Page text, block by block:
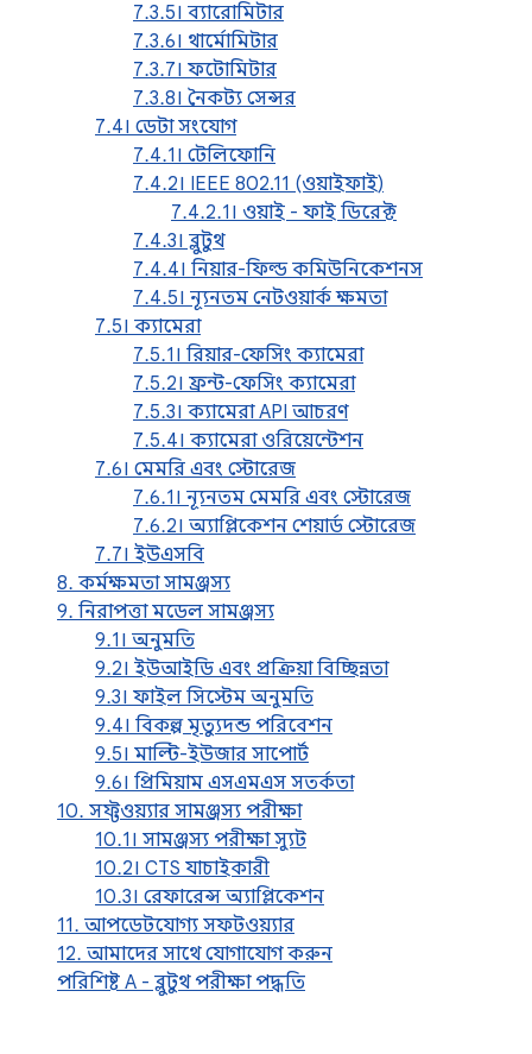
7.3.5। ব্যারোমিটার
7.3.6। থার্মোমিটার
7.3.7। ফটোমিটার
7.3.8। নৈকট্য সেন্সর
7.4। ডেটা সংযোগ
7.4.1। টেলিফোনি
7.4.2। IEEE 802.11 (ওয়াইফাই)
7.4.2.1। ওয়াই - ফাই ডিরেক্ট
7.4.3। ব্লুটুথ
7.4.4। নিয়ার-ফিল্ড কমিউনিকেশনস
7.4.5। ন্যূনতম নেটওয়ার্ক ক্ষমতা
7.5। ক্যামেরা
7.5.1। রিয়ার-ফেসিং ক্যামেরা
7.5.2। ফ্রন্ট-ফেসিং ক্যামেরা
7.5.3। ক্যামেরা API আচরণ
7.5.4। ক্যামেরা ওরিয়েন্টেশন
7.6। মেমরি এবং স্টোরেজ
7.6.1। ন্যূনতম মেমরি এবং স্টোরেজ
7.6.2। অ্যাপ্লিকেশন শেয়ার্ড স্টোরেজ
7.7। ইউএসবি
8. কর্মক্ষমতা সামঞ্জস্য
9. নিরাপত্তা মডেল সামঞ্জস্য
9.1। অনুমতি
9.2। ইউআইডি এবং প্রক্রিয়া বিচ্ছিন্নতা
9.3। ফাইল সিস্টেম অনুমতি
9.4। বিকল্প মৃত্যুদন্ড পরিবেশন
9.5। মাল্টি-ইউজার সাপোর্ট
9.6। প্রিমিয়াম এসএমএস সতর্কতা
10. সফ্টওয়্যার সামঞ্জস্য পরীক্ষা
10.1। সামঞ্জস্য পরীক্ষা স্যুট
10.2। CTS যাচাইকারী
10.3। রেফারেন্স অ্যাপ্লিকেশন
11. আপডেটযোগ্য সফটওয়্যার
12. আমাদের সাথে যোগাযোগ করুন
পরিশিষ্ট A - ব্লুটুথ পরীক্ষা পদ্ধতি